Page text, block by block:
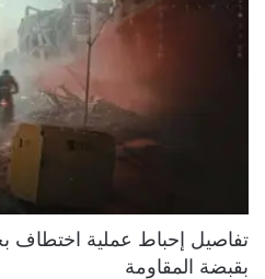
تفاصيل إحباط عملية اختطاف
بقبضة المقاومة